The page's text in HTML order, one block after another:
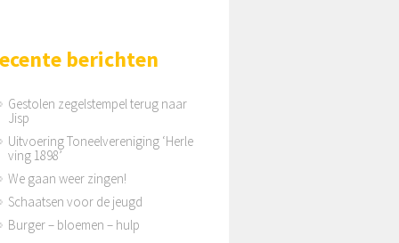
berichten
Gestolen zegelstempel terug naar
Jisp
Uitvoering Toneelvereniging ‘Herle
ving 1898’
We gaan weer zingen!
Schaatsen voor de jeugd
Burger – bloemen – hulp